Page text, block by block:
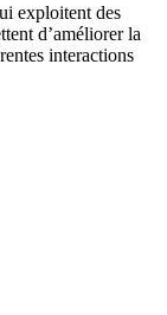
exploitent des
d’améliorer la
interactions